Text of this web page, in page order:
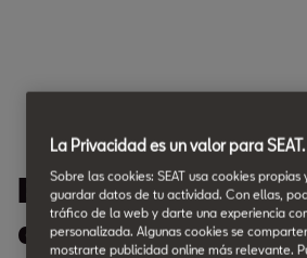
Estrena tu SEAT
años de
La Privacidad es un valor para SEAT.
Sobre las cookies: SEAT usa cookies
guardar datos de tu actividad. Con ellas,
tráfico de la web y darte una experiencia
personalizada. Algunas cookies se
mostrarte publicidad online más relevante.